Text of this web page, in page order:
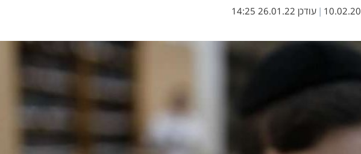
10.02.20
| עודכן 26.01.22 14:25